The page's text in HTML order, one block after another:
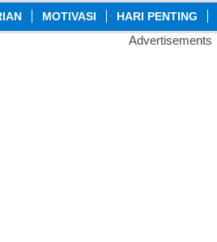
MOTIVASI HARI PENTING
Advertisements